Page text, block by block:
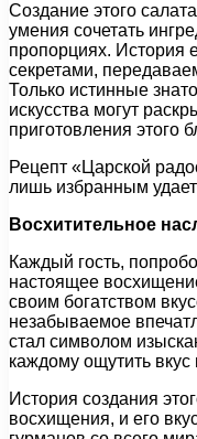
Создание этого
умения сочетать
пропорциях. История
секретами,
Только истинные
искусства могут
приготовления этого
Рецепт «Царской
лишь избранным
Восхитительное
Каждый гость,
настоящее
своим богатством
незабываемое
стал символом
каждому ощутить вкус
История создания
восхищения, и его